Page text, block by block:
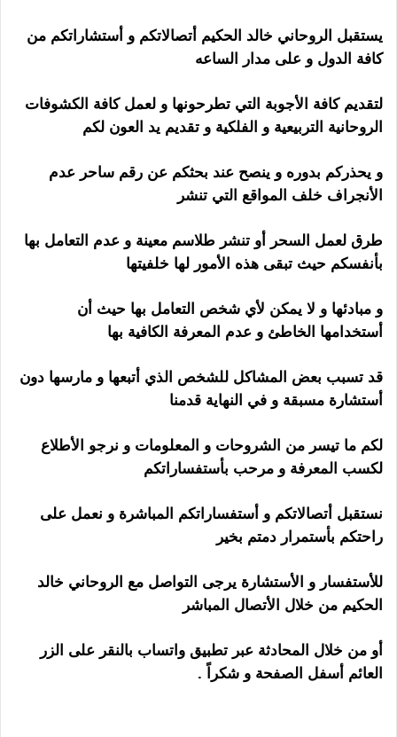
يستقبل الروحاني خالد الحكيم أتصالاتكم و أستشاراتكم من
كافة الدول و على مدار الساعه
لتقديم كافة الأجوبة التي تطرحونها و لعمل كافة الكشوفات
الروحانية التربيعية و الفلكية و تقديم يد العون لكم
و يحذركم بدوره و ينصح عند بحثكم عن رقم ساحر عدم
الأنجراف خلف المواقع التي تنشر
طرق لعمل السحر أو تنشر طلاسم معينة و عدم التعامل بها
بأنفسكم حيث تبقى هذه الأمور لها خلفيتها
و مبادئها و لا يمكن لأي شخص التعامل بها حيث أن
أستخدامها الخاطئ و عدم المعرفة الكافية بها
قد تسبب بعض المشاكل للشخص الذي أتبعها و مارسها دون
أستشارة مسبقة و في النهاية قدمنا
لكم ما تيسر من الشروحات و المعلومات و نرجو الأطلاع
لكسب المعرفة و مرحب بأستفساراتكم
نستقبل أتصالاتكم و أستفساراتكم المباشرة و نعمل على
راحتكم بأستمرار دمتم بخير
للأستفسار و الأستشارة يرجى التواصل مع الروحاني خالد
الحكيم من خلال الأتصال المباشر
أو من خلال المحادثة عبر تطبيق واتساب بالنقر على الزر
العائم أسفل الصفحة و شكراً .